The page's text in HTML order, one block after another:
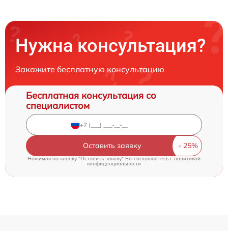
Нужна консультация?
Закажите бесплатную консультацию
Бесплатная консультация со
специалистом
Оставить заявку
Нажимая на кнопку "Оставить заявку" Вы соглашаетесь cполитикой
конфиденциальности